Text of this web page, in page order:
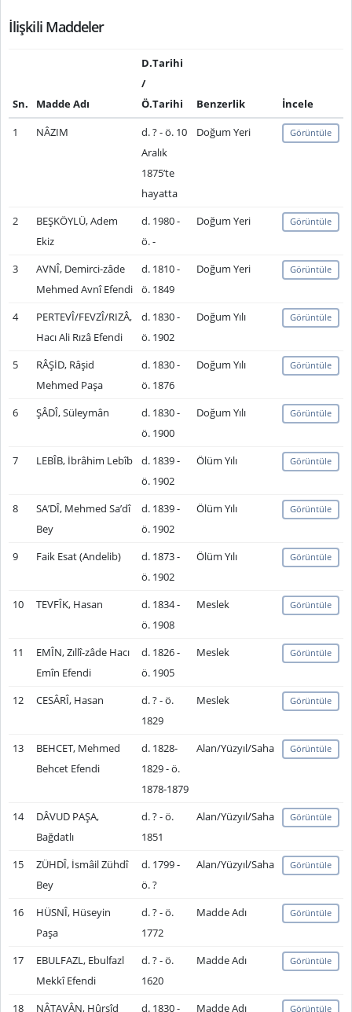
İlişkili Maddeler
Sn. Madde Adı
D.Tarihi
/
Ö.Tarihi
Benzerlik
İncele
1
NÂZIM
d. ? - ö. 10
Aralık
1875’te
hayatta
Doğum Yeri Görüntüle
2
BEŞKÖYLÜ, Adem
Ekiz
d. 1980 -
ö. -
Doğum Yeri Görüntüle
3
AVNÎ, Demirci-zâde
Mehmed Avnî Efendi
d. 1810 -
ö. 1849
Doğum Yeri Görüntüle
4
PERTEVÎ/FEVZÎ/RIZÂ,
Hacı Ali Rızâ Efendi
d. 1830 -
ö. 1902
Doğum Yılı Görüntüle
5
RÂŞİD, Râşid
Mehmed Paşa
d. 1830 -
ö. 1876
Doğum Yılı Görüntüle
6 ŞÂDÎ, Süleymân
d. 1830 -
ö. 1900
Doğum Yılı Görüntüle
7 LEBÎB, İbrâhim Lebîb
d. 1839 -
ö. 1902
Ölüm Yılı Görüntüle
8
SA’DÎ, Mehmed Sa’dî
Bey
d. 1839 -
ö. 1902
Ölüm Yılı Görüntüle
9 Faik Esat (Andelib)
d. 1873 -
ö. 1902
Ölüm Yılı Görüntüle
10 TEVFÎK, Hasan
d. 1834 -
ö. 1908
Meslek Görüntüle
11
EMÎN, Zıllî-zâde Hacı
Emîn Efendi
d. 1826 -
ö. 1905
Meslek Görüntüle
12 CESÂRÎ, Hasan
d. ? - ö.
1829
Meslek Görüntüle
13
BEHCET, Mehmed
Behcet Efendi
d. 1828-
1829 - ö.
1878-1879
Alan/Yüzyıl/Saha Görüntüle
14
DÂVUD PAŞA,
Bağdatlı
d. ? - ö.
1851
Alan/Yüzyıl/Saha Görüntüle
15
ZÜHDÎ, İsmâil Zühdî
Bey
d. 1799 -
ö. ?
Alan/Yüzyıl/Saha Görüntüle
16
HÜSNÎ, Hüseyin
Paşa
d. ? - ö.
1772
Madde Adı Görüntüle
17
EBULFAZL, Ebulfazl
Mekkî Efendi
d. ? - ö.
1620
Madde Adı Görüntüle
18 NÂTAVÂN, Hûrşîd d. 1830 - Madde Adı Görüntüle